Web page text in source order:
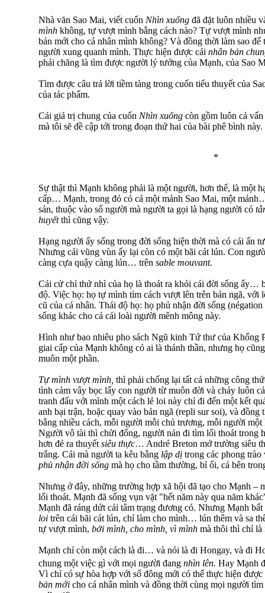
Nhà văn Sao Mai, viết cuốn Nhìn xuống đã đặt luôn nhiều
mình không, tự vượt mình bằng cách nào? Tự vượt mình
bản mới cho cá nhân mình không? Và đồng thời làm sao
người xung quanh mình. Thực hiện được cái nhân bản
phải chăng là tìm được người lý tưởng của Mạnh, của Sao
Tìm được câu trả lời tiềm tàng trong cuốn tiểu thuyết của
của tác phẩm.
Cái giá trị chung của cuốn Nhìn xuống còn gồm luôn cả
mà tôi sẽ đề cập tới trong đoạn thứ hai của bài phê bình này.
*
Sự thật thì Mạnh không phải là một người, hơn thế, là một
cấp… Mạnh, trong đó có cả một mảnh Sao Mai, một
sản, thuộc vào số người mà người ta gọi là hạng người có
huyếtthì cũng vậy.
Hạng người ấy sống trong đời sống hiện thời mà có cái ấn
Nhưng cái vũng vùn ấy lại còn có một bãi cát lún. Con
càng cựa quậy càng lún… trên sable mouvant.
Cái cử chỉ thứ nhì của họ là thoát ra khỏi cái đời sống ấy…
độ. Việc họ: họ tự mình tìm cách vượt lên trên bản ngã, với
cũ của cá nhân. Thái độ họ: họ phủ nhận đời sống
sống khác cho cả cái loài người mênh mông này.
Hình như bao nhiêu pho sách Ngũ kinh Tứ thư của Khổng
giai cấp của Mạnh không có ai là thánh thần, nhưng họ
muôn một phần.
Tự mình vượt mình, thì phải chống lại tất cả những công
tình cảm vây bọc lấy con người từ muôn đời và chảy luôn
tranh đấu với mình một cách lẻ loi này chỉ đi đến một kết
anh bại trận, hoặc quay vào bản ngã (repli sur soi), và
bằng nhiều cách, mỗi người mỗi chủ trương, mỗi người
Người vô tài thì chửi đổng, người nản đi tìm lối thoát trong
hơn đẻ ra thuyết siêu thực… André Breton mở trường siêu
trắng. Cái mà người ta kêu bằng lập dị trong các phong
phủ nhận đời sống mà họ cho tầm thường, bỉ ổi, cả bên
Nhưng ở đây, những trường hợp xã hội đã tạo cho Mạnh –
lối thoát. Mạnh đã sống vụn vặt "hết năm này qua năm
Mạnh đã ráng dứt cái tâm trạng đương có. Nhưng Mạnh
loi trên cái bãi cát lún, chỉ làm cho mình… lún thêm và sa
tự vượt mình, bởi mình, cho mình, vì mình mà thôi thì chỉ là
Mạnh chỉ còn một cách là đi… và nói là đi Hongay, và đi
chung một việc gì với mọi người đang nhìn lên. Hay Mạnh
Vì chỉ có sự hòa hợp với số đông mới có thể thực hiện
bản mới cho cá nhân mình và đồng thời cùng mọi người tìm